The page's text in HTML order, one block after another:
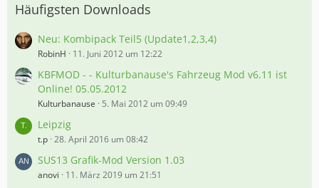
Häufigsten Downloads
Neu: Kombipack Teil5 (Update1,2,3,4)
RobinH 11. Juni 2012 um 12:22
KBFMOD - - Kulturbanause's Fahrzeug Mod v6.11 ist
Online! 05.05.2012
Kulturbanause 5. Mai 2012 um 09:49
Leipzig
t.p 28. April 2016 um 08:42
SUS13 Grafik-Mod Version 1.03
anovi 11. März 2019 um 21:51